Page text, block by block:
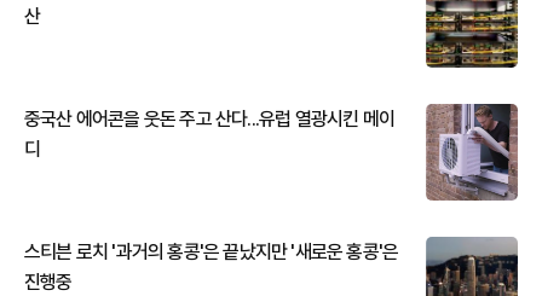
산
중국산 에어콘을 웃돈 주고 산다...유럽 열광시킨 메이
디
스티븐 로치 '과거의 홍콩'은 끝났지만 '새로운 홍콩'은
진행중